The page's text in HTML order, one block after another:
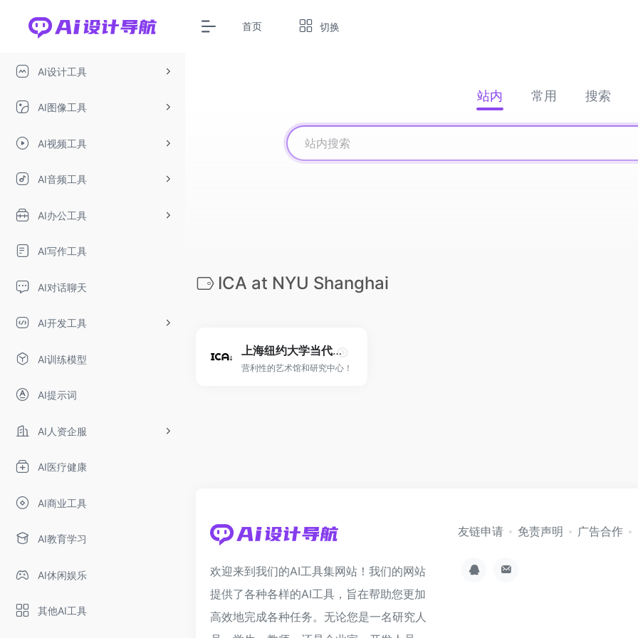
AI设计工具
AI图像工具
AI视频工具
AI音频工具
AI办公工具
AI写作工具
AI对话聊天
AI开发工具
AI训练模型
AI提示词
AI人资企服
AI医疗健康
AI商业工具
AI教育学习
AI休闲娱乐
其他AI工具
首页 切换
站内 常用 搜索
ICA at NYU Shanghai
上海纽约大学当代艺术中心 ICA
营利性的艺术馆和研究中心！
欢迎来到我们的AI工具集网站！我们的网站
提供了各种各样的AI工具，旨在帮助您更加
高效地完成各种任务。无论您是一名研究人
友链申请 免责声明 广告合作